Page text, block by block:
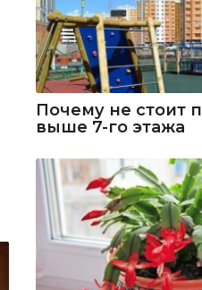
Почему не стоит
выше 7-го этажа